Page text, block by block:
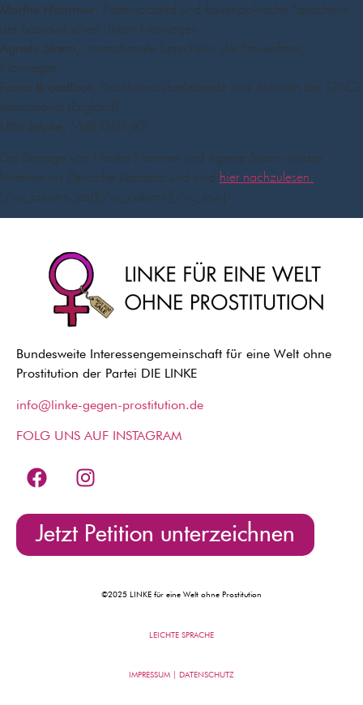
Marthe Hammer, Parteivorstand und frauenpolitische Sprecherin
der Sozialistischen Linken Norwegen
Agnete Strøm , internationale Sprecherin der Frauenfront,
Norwegen
Fiona Broadfoot, Prostitutionsüberlebende und Aktivistin bei SPACE
International (England)
Ulla Jelpke, MdB DIELINKE
Die Beiträge von Marthe Hammer und Agnete Strøm wurden
hinterher ins Deutsche übersetzt und sind hier nachzulesen.
[/vc_column_text][/vc_column][/vc_row]
Bundesweite Interessengemeinschaft für eine Welt ohne
Prostitution der Partei DIE LINKE
info@linke-gegen-prostitution.de
FOLG UNS AUF INSTAGRAM
Jetzt Petition unterzeichnen
©2025 LINKE für eine Welt ohne Prostitution
LEICHTE SPRACHE
IMPRESSUM | DATENSCHUTZ